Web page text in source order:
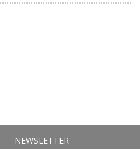
NEWSLETTER